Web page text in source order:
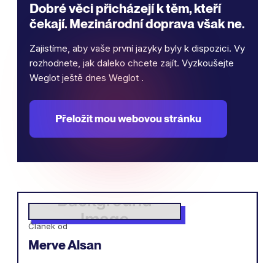
Dobré věci přicházejí k těm, kteří
čekají. Mezinárodní doprava však ne.
Zajistíme, aby vaše první jazyky byly k dispozici. Vy
rozhodnete, jak daleko chcete zajít. Vyzkoušejte
Weglot ještě dnes Weglot .
Přeložit mou webovou stránku
Článek od
Merve Alsan